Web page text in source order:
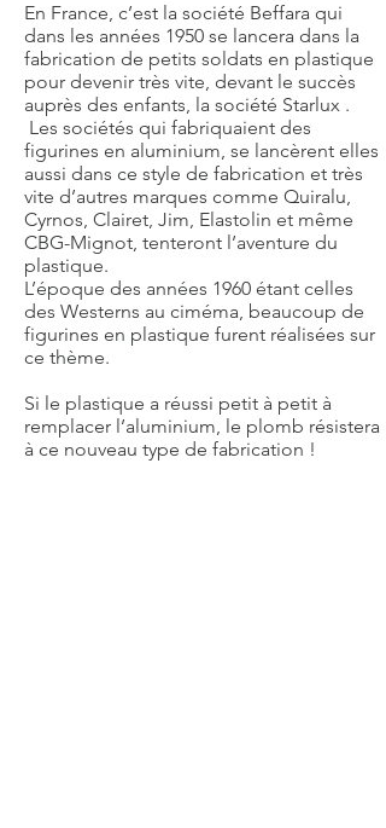
En France, c’est la société Beffara qui
dans les années 1950 se lancera dans la
fabrication de petits soldats en plastique
pour devenir très vite, devant le succès
auprès des enfants, la société Starlux .
Les sociétés qui fabriquaient des
figurines en aluminium, se lancèrent elles
aussi dans ce style de fabrication et très
vite d’autres marques comme Quiralu,
Cyrnos, Clairet, Jim, Elastolin et même
CBG-Mignot, tenteront l’aventure du
plastique.
L’époque des années 1960 étant celles
des Westerns au ciméma, beaucoup de
figurines en plastique furent réalisées sur
ce thème.
Si le plastique a réussi petit à petit à
remplacer l’aluminium, le plomb résistera
à ce nouveau type de fabrication !